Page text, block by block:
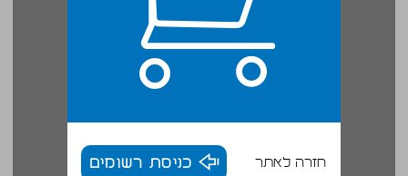
חזרה לאתר כניסת רשומים